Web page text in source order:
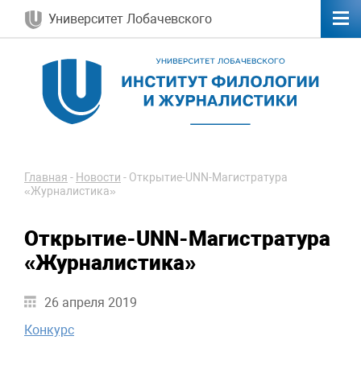
Университет Лобачевского
Главная - Новости - Открытие-UNN-Магистратура
«Журналистика»
Открытие-UNN-Магистратура
«Журналистика»
26 апреля 2019
Конкурс